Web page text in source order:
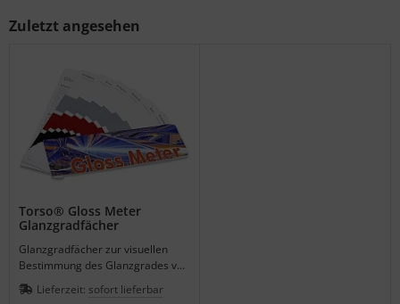
Zuletzt angesehen
Torso® Gloss Meter
Glanzgradfächer
Glanzgradfächer zur visuellen
Bestimmung des Glanzgrades von
Oberflächen mit 6 Glanzstufen auf
je 4 Farben.
Lieferzeit: sofort lieferbar